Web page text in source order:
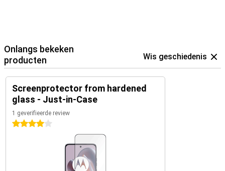
Onlangs bekeken
producten
Wis geschiedenis
Screenprotector from hardened
glass - Just-in-Case
1 geverifieerde review
4 sterren